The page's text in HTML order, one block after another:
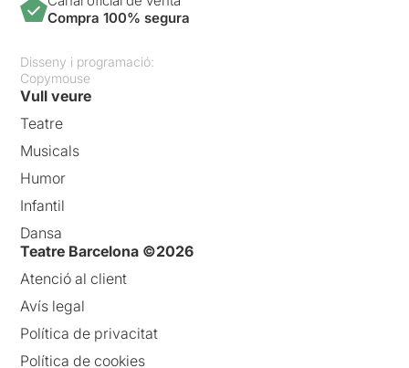
Compra 100% segura
Disseny i programació:
Copymouse
Vull veure
Teatre
Musicals
Humor
Infantil
Dansa
Teatre Barcelona ©2026
Atenció al client
Avís legal
Política de privacitat
Política de cookies